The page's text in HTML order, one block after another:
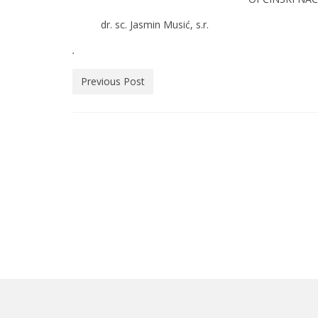
dr. sc. Jasmin Musić, s.r.
.
Previous Post